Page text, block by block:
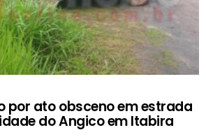
por ato obsceno em estrada
do Angico em Itabira